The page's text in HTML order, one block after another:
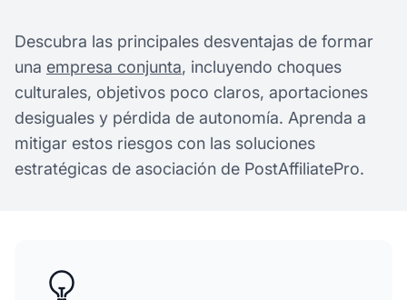
Descubra las principales desventajas de formar
una empresa conjunta, incluyendo choques
culturales, objetivos poco claros, aportaciones
desiguales y pérdida de autonomía. Aprenda a
mitigar estos riesgos con las soluciones
estratégicas de asociación de PostAffiliatePro.